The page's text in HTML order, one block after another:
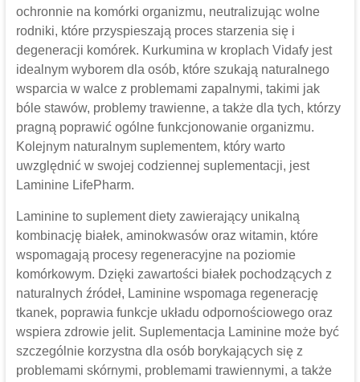
ochronnie na komórki organizmu, neutralizując wolne
rodniki, które przyspieszają proces starzenia się i
degeneracji komórek. Kurkumina w kroplach Vidafy jest
idealnym wyborem dla osób, które szukają naturalnego
wsparcia w walce z problemami zapalnymi, takimi jak
bóle stawów, problemy trawienne, a także dla tych, którzy
pragną poprawić ogólne funkcjonowanie organizmu.
Kolejnym naturalnym suplementem, który warto
uwzględnić w swojej codziennej suplementacji, jest
Laminine LifePharm.
Laminine to suplement diety zawierający unikalną
kombinację białek, aminokwasów oraz witamin, które
wspomagają procesy regeneracyjne na poziomie
komórkowym. Dzięki zawartości białek pochodzących z
naturalnych źródeł, Laminine wspomaga regenerację
tkanek, poprawia funkcje układu odpornościowego oraz
wspiera zdrowie jelit. Suplementacja Laminine może być
szczególnie korzystna dla osób borykających się z
problemami skórnymi, problemami trawiennymi, a także